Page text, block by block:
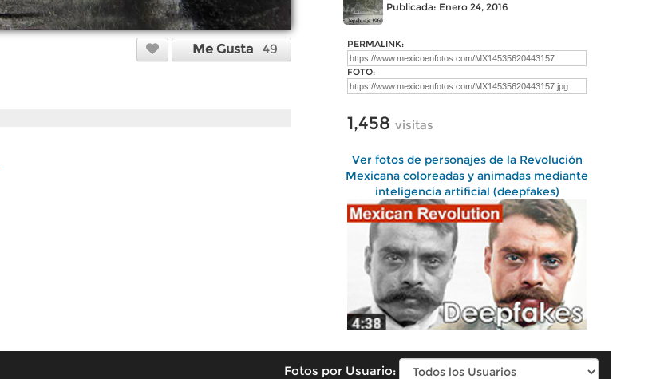
Me Gusta 49
Publicada: Enero 24, 2016
PERMALINK:
FOTO:
1,458 visitas
Ver fotos de personajes de la Revolución
Mexicana coloreadas y animadas mediante
inteligencia artificial (deepfakes)
Fotos por Usuario: